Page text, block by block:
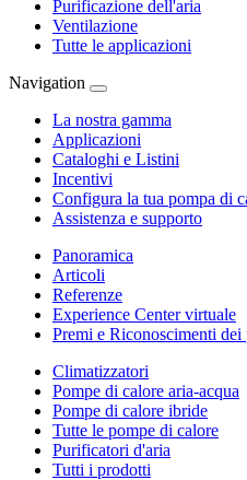
Purificazione dell'aria
Ventilazione
Tutte le applicazioni
Navigation
La nostra gamma
Applicazioni
Cataloghi e Listini
Incentivi
Configura la tua pompa di
Assistenza e supporto
Panoramica
Articoli
Referenze
Experience Center virtuale
Premi e Riconoscimenti
Climatizzatori
Pompe di calore aria-acqua
Pompe di calore ibride
Tutte le pompe di calore
Purificatori d'aria
Tutti i prodotti